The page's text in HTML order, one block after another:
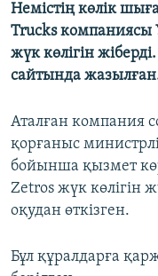
Немістің көлік
Trucks компаниясы
жүк көлігін
сайтында
Аталған компания
қорғаныс
бойынша қызмет
Zetros жүк көлігін
оқудан өткізген.
Бұл құралдарға